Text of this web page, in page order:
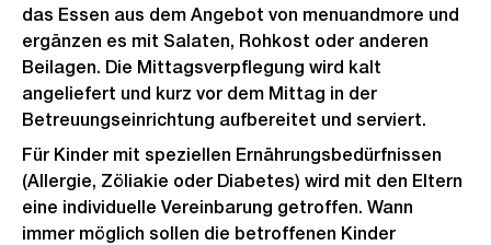
das Essen aus dem Angebot von menuandmore und
ergänzen es mit Salaten, Rohkost oder anderen
Beilagen. Die Mittagsverpflegung wird kalt
angeliefert und kurz vor dem Mittag in der
Betreuungseinrichtung aufbereitet und serviert.
Für Kinder mit speziellen Ernährungsbedürfnissen
(Allergie, Zöliakie oder Diabetes) wird mit den Eltern
eine individuelle Vereinbarung getroffen. Wann
immer möglich sollen die betroffenen Kinder